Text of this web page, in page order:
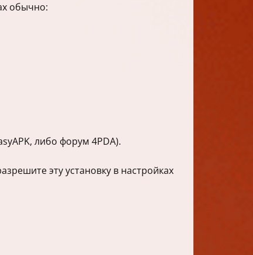
обычно:
либо форум 4PDA).
эту установку в настройках